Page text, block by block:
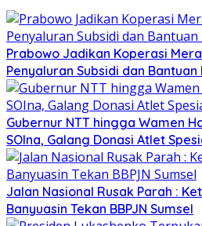
Prabowo Jadikan Koperasi
Penyaluran Subsidi dan
Gubernur NTT hingga Wamen
SOIna, Galang Donasi Atlet
Jalan Nasional Rusak Parah :
Banyuasin Tekan BBPJN Sumsel